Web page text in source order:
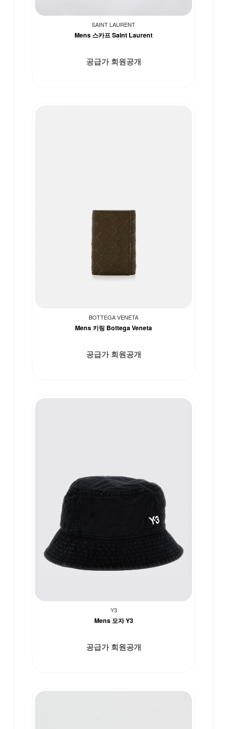
SAINT LAURENT
Mens 스카프 Saint Laurent
공급가 회원공개
BOTTEGA VENETA
Mens 키링 Bottega Veneta
공급가 회원공개
Y3
Mens 모자 Y3
공급가 회원공개